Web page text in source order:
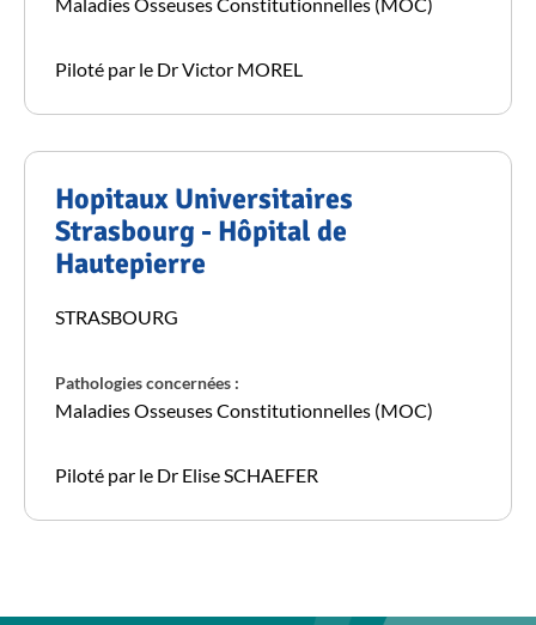
Piloté par le Dr Victor MOREL
Hopitaux Universitaires
Strasbourg - Hôpital de
Hautepierre
STRASBOURG
Pathologies concernées :
Maladies Osseuses Constitutionnelles (MOC)
Piloté par le Dr Elise SCHAEFER